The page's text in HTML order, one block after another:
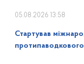
05.08.2026 13:58
Стартував
протипаводкового